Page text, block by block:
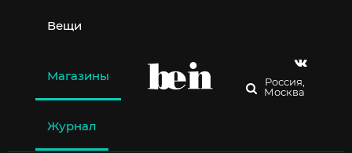
содержимому
Вещи
Магазины
Журнал
Россия,
Москва